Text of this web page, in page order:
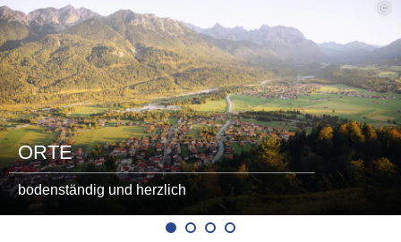
©
ORTE
bodenständig und herzlich